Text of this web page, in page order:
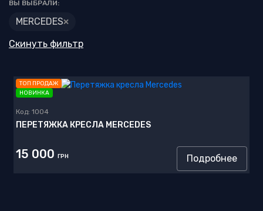
ВЫ ВЫБРАЛИ:
MERCEDES
Скинуть фильтр
ТОП ПРОДАЖ
НОВИНКА
Код: 1004
ПЕРЕТЯЖКА КРЕСЛА MERCEDES
15 000 ГРН Подробнее